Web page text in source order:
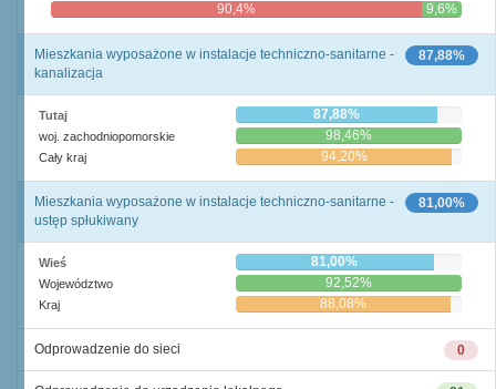
90,4% 9,6%
87,88%
Mieszkania wyposażone w instalacje techniczno-sanitarne -
kanalizacja
Tutaj 87,88%
woj. zachodniopomorskie 98,46%
Cały kraj 94,20%
81,00%
Mieszkania wyposażone w instalacje techniczno-sanitarne -
ustęp spłukiwany
Wieś 81,00%
Województwo 92,52%
Kraj 88,08%
0
Odprowadzenie do sieci